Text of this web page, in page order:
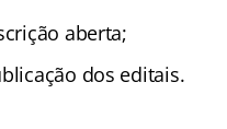
aberta;
dos editais.